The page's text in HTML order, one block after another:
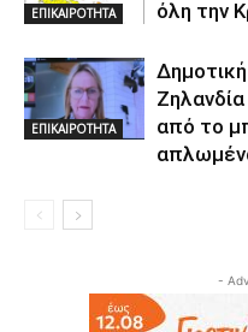
ΕΠΙΚΑΙΡΟΤΗΤΑ
όλη την
ΕΠΙΚΑΙΡΟΤΗΤΑ
από το
-